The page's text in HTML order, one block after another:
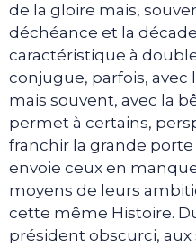
de la gloire mais,
déchéance et la
caractéristique à
conjugue, parfois, avec
mais souvent, avec la
permet à certains,
franchir la grande
envoie ceux en
moyens de leurs
cette même Histoire.
président obscurci,